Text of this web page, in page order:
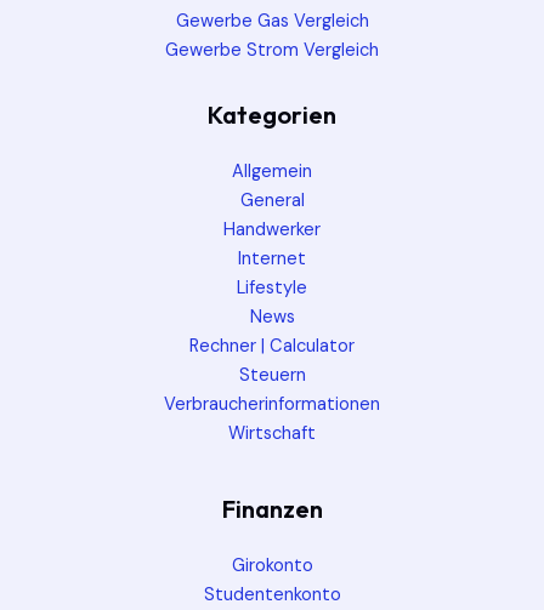
Gewerbe Gas Vergleich
Gewerbe Strom Vergleich
Kategorien
Allgemein
General
Handwerker
Internet
Lifestyle
News
Rechner | Calculator
Steuern
Verbraucherinformationen
Wirtschaft
Finanzen
Girokonto
Studentenkonto